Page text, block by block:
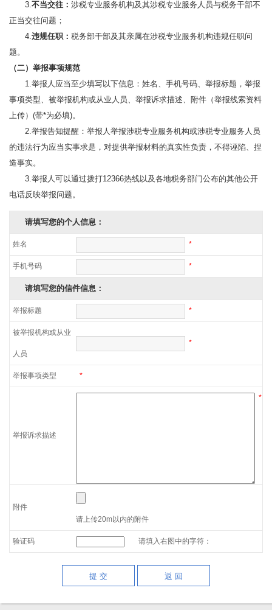
3.不当交往： 涉税专业服务机构及其涉税专业服务人员与税务干部不
正当交往问题；
4.违规任职： 税务部干部及其亲属在涉税专业服务机构违规任职问
题。
（二）举报事项规范
1.举报人应当至少填写以下信息：姓名、手机号码、举报标题，举报
事项类型、被举报机构或从业人员、举报诉求描述、附件（举报线索资料
上传）(带*为必填)。
2.举报告知提醒：举报人举报涉税专业服务机构或涉税专业服务人员
的违法行为应当实事求是，对提供举报材料的真实性负责，不得诬陷、捏
造事实。
3.举报人可以通过拨打12366热线以及各地税务部门公布的其他公开
电话反映举报问题。
请填写您的个人信息：
姓名 *
手机号码 *
请填写您的信件信息：
举报标题 *
被举报机构或从业
人员
*
举报事项类型 *
举报诉求描述
*
附件
请上传20m以内的附件
验证码 请填入右图中的字符：